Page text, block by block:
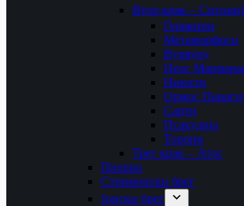
Втор крак –
Геракини
Метаморфоси
Вурвуру
Неос
Никити
Ормос
Сарти
Псакудија
Торони
Трет крак – Атос
Пиериа
Стримонски брег
Јонски брег